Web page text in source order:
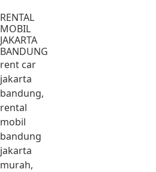
RENTAL
MOBIL
JAKARTA
BANDUNG
rent car
jakarta
bandung,
rental
mobil
bandung
jakarta
murah,